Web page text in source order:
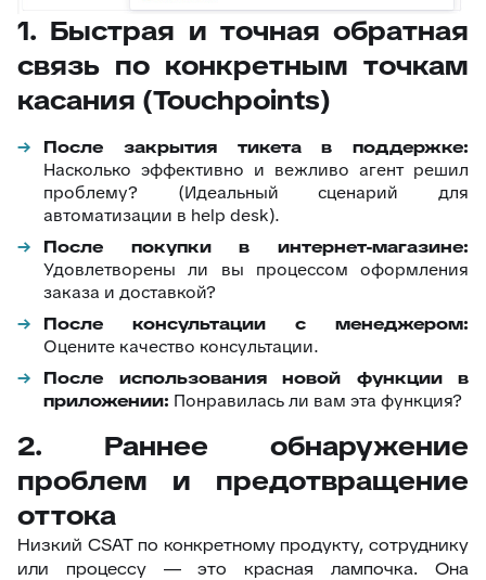
1. Быстрая и точная обратная
связь по конкретным точкам
касания (Touchpoints)
После закрытия тикета в поддержке:
Насколько эффективно и вежливо агент решил
проблему? (Идеальный сценарий для
автоматизации в help desk).
После покупки в интернет-магазине:
Удовлетворены ли вы процессом оформления
заказа и доставкой?
После консультации с менеджером:
Оцените качество консультации.
После использования новой функции в
приложении: Понравилась ли вам эта функция?
2. Раннее обнаружение
проблем и предотвращение
оттока
Низкий CSAT по конкретному продукту, сотруднику
или процессу — это красная лампочка. Она